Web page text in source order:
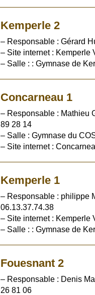
Kemperle 2
– Responsable : Gérard
– Site internet : Kemperle
– Salle : : Gymnase de
Concarneau 1
– Responsable : Mathieu
89 28 14
– Salle : Gymnase du
– Site internet :
Kemperle 1
– Responsable : philippe
06.13.37.74.38
– Site internet : Kemperle
– Salle : : Gymnase de
Fouesnant 2
– Responsable : Denis
26 81 06